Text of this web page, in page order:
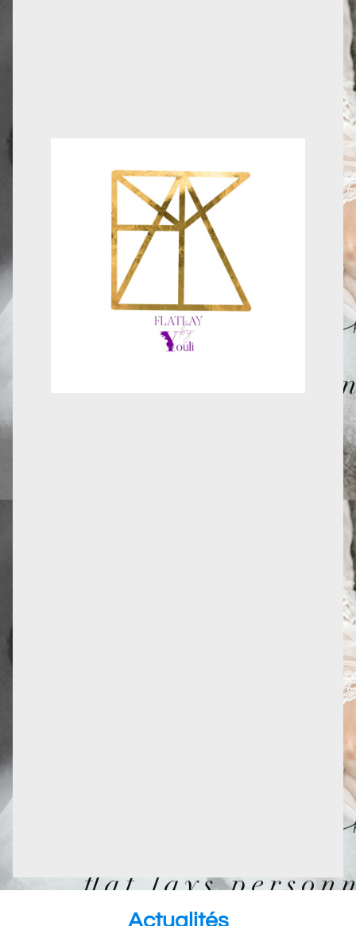
Actualités